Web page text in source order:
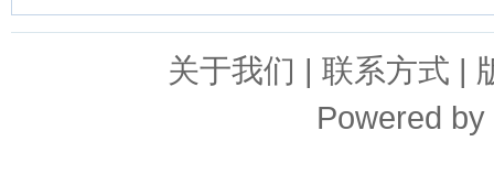
关于我们 | 联系方式 |
Powered by